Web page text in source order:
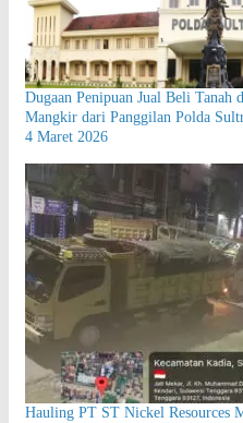
Dugaan Penipuan Jual Beli
Mangkir dari Panggilan Polda
4 Maret 2026
Hauling PT ST Nickel Resources